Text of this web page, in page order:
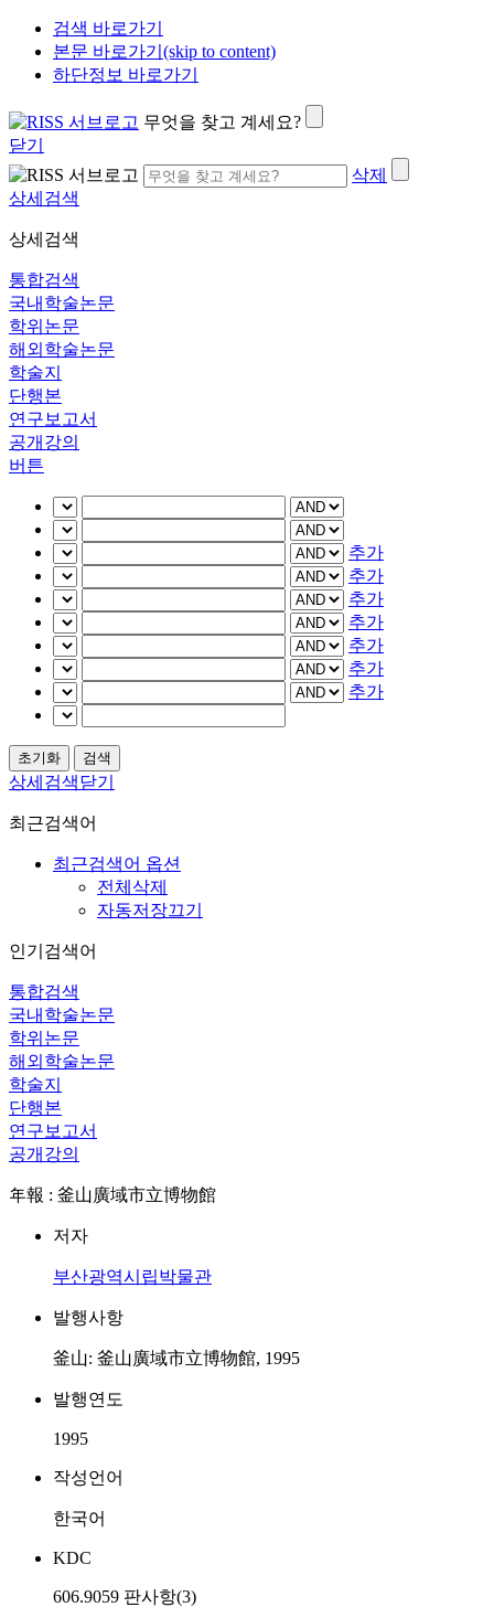
검색 바로가기
본문 바로가기(skip to content)
하단정보 바로가기
무엇을 찾고 계세요?
닫기
삭제
상세검색
상세검색
통합검색
국내학술논문
학위논문
해외학술논문
학술지
단행본
연구보고서
공개강의
버튼
추가
추가
추가
추가
추가
추가
추가
상세검색닫기
최근검색어
최근검색어 옵션
전체삭제
자동저장끄기
인기검색어
통합검색
국내학술논문
학위논문
해외학술논문
학술지
단행본
연구보고서
공개강의
年報 : 釜山廣域市立博物館
저자
부산광역시립박물관
발행사항
釜山: 釜山廣域市立博物館, 1995
발행연도
1995
작성언어
한국어
KDC
606.9059 판사항(3)